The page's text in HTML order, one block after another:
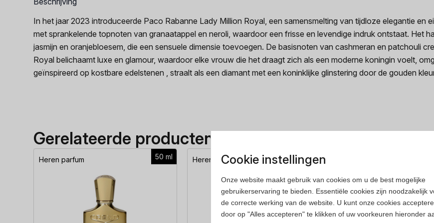
In het jaar 2023 introduceerde Paco Rabanne Lady Million Royal, een samensmelting van tijdloze elegantie en
met sprankelende topnoten van granaatappel en neroli, waardoor een frisse en levendige indruk ontstaat. Het
jasmijn en oranjebloesem, die een sensuele dimensie toevoegen. De basisnoten van cashmeran en patchouli
Royal belichaamt luxe en glamour, waardoor elke vrouw die het draagt zich als een moderne koningin voelt,
geïnspireerd op kostbare edelstenen , straalt als een diamant met een koninklijke glinstering door de gouden
Gerelateerde producten
50 ml
Heren parfum Heren parfumCookie instellingen
Onze website maakt gebruik van cookies om u de best mogelijke
gebruikerservaring te bieden. Essentiële cookies zijn noodzakelijk
de correcte werking van de website. U kunt onze cookies
door op "Alles accepteren" te klikken of uw voorkeuren hieronder